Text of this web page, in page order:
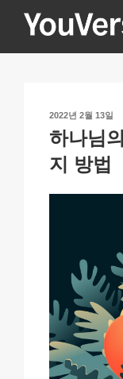
작
성
일
자
2022년 2월 13일
하나님
지 방법